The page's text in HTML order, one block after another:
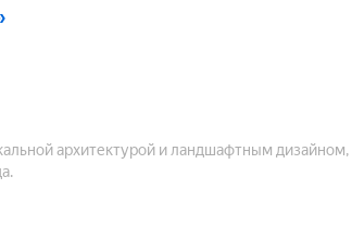
архитектурой и ландшафтным